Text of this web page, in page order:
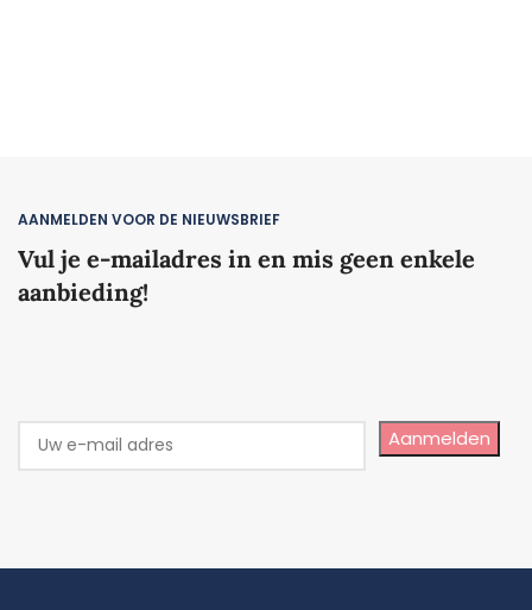
AANMELDEN VOOR DE NIEUWSBRIEF
Vul je e-mailadres in en mis geen enkele
aanbieding!
Aanmelden